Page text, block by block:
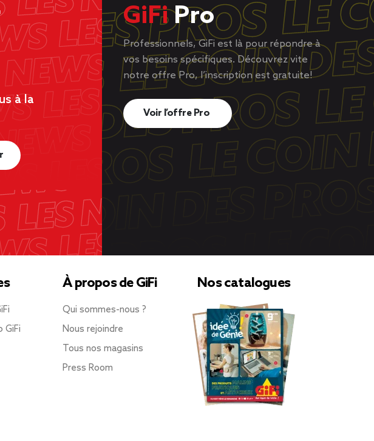
à la
GiFiPro
Professionnels, GiFi est là pour répondre à
vos besoins spécifiques. Découvrez vite
notre offre Pro, l’inscription est gratuite!
Voir l’offre Pro
GiFi
À propos de GiFi
Qui sommes-nous ?
Nous rejoindre
Tous nos magasins
Press Room
Nos catalogues